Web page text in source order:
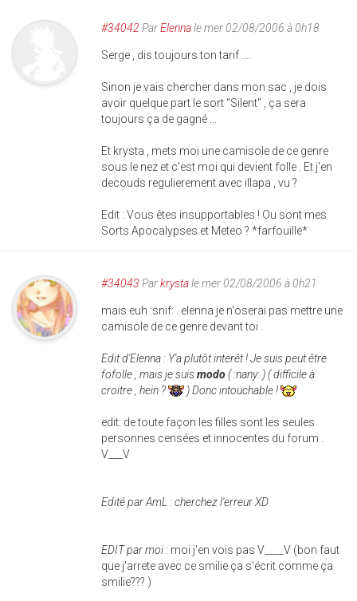
#34042 ParElennale mer 02/08/2006 à 0h18
Serge , dis toujours ton tarif ....
Sinon je vais chercher dans mon sac , je dois
avoir quelque part le sort "Silent" , ça sera
toujours ça de gagné ...
Et krysta , mets moi une camisole de ce genre
sous le nez et c'est moi qui devient folle . Et j'en
decouds regulierement avec illapa , vu ?
Edit : Vous êtes insupportables ! Ou sont mes
Sorts Apocalypses et Meteo ? *farfouille*
#34043 Parkrystale mer 02/08/2006 à 0h21
mais euh :snif: . elenna je n'oserai pas mettre une
camisole de ce genre devant toi .
Edit d'Elenna : Y'a plutôt interêt ! Je suis peut être
fofolle , mais je suismodo( :nany: ) ( difficile à
croitre , hein ?
) Donc intouchable !
edit: de toute façon les filles sont les seules
personnes censées et innocentes du forum .
V___V
Edité par AmL : cherchez l'erreur XD
EDIT par moi : moi j'en vois pas V____V (bon faut
que j'arrete avec ce smilie ça s'écrit comme ça
smilie??? )